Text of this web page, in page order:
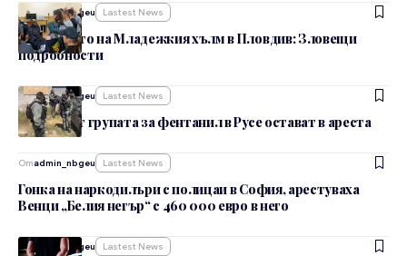
Отadmin_nbgeu Lastest News
Убийството на Младежкия хълм в Пловдив: Зловещи
подробности
Отadmin_nbgeu Lastest News
Петима от групата за фентанил в Русе остават в ареста
Отadmin_nbgeu Lastest News
Гонка на наркодилъри с полицаи в София, арестуваха
Венци „Белия негър“ с 460 000 евро в него
Отadmin_nbgeu Lastest News